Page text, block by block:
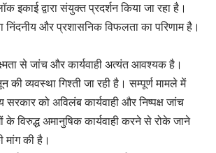
इकाई द्वारा संयुक्त प्रदर्शन किया जा रहा है।
निंदनीय और प्रशासनिक विफलता का परिणाम है।
से जांच और कार्यवाही अत्यंत आवश्यक है।
की व्यवस्था गिश्ती जा रही है। सम्पूर्ण मामले में
सरकार को अविलंब कार्यवाही और निष्पक्ष जांच
के विरुद्ध अमानुषिक कार्यवाही करने से रोके जाने
मांग की है।